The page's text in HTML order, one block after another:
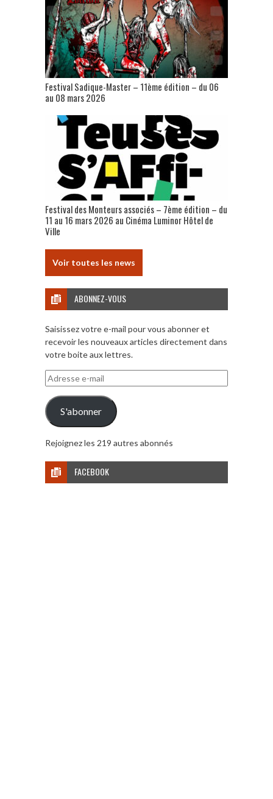
Festival Sadique-Master – 11ème édition – du 06
au 08 mars 2026
Festival des Monteurs associés – 7ème édition – du
11 au 16 mars 2026 au Cinéma Luminor Hôtel de
Ville
Voir toutes les news
ABONNEZ-VOUS
Saisissez votre e-mail pour vous abonner et
recevoir les nouveaux articles directement dans
votre boite aux lettres.
Adresse
e-
mail
S'abonner
Rejoignez les 219 autres abonnés
FACEBOOK